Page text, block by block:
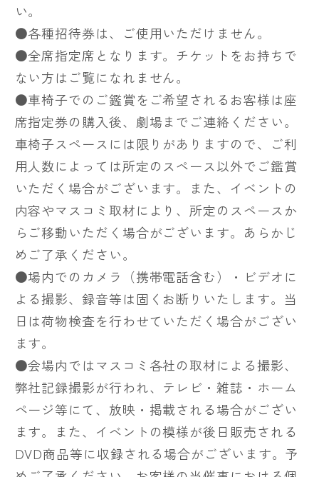
い。
●各種招待券は、ご使用いただけません。
●全席指定席となります。チケットをお持ちで
ない方はご覧になれません。
●車椅子でのご鑑賞をご希望されるお客様は座
席指定券の購入後、劇場までご連絡ください。
車椅子スペースには限りがありますので、ご利
用人数によっては所定のスペース以外でご鑑賞
いただく場合がございます。また、イベントの
内容やマスコミ取材により、所定のスペースか
らご移動いただく場合がございます。あらかじ
めご了承ください。
●場内でのカメラ（携帯電話含む）・ビデオに
よる撮影、録音等は固くお断りいたします。当
日は荷物検査を行わせていただく場合がござい
ます。
●会場内ではマスコミ各社の取材による撮影、
弊社記録撮影が行われ、テレビ・雑誌・ホーム
ページ等にて、放映・掲載される場合がござい
ます。また、イベントの模様が後日販売される
DVD商品等に収録される場合がございます。予